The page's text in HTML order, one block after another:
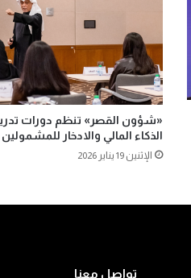
«شؤون القصر» تنظم دورات
الذكاء المالي والادخار للمشمولين
الإثنين 19 يناير 2026
تواصل معنا